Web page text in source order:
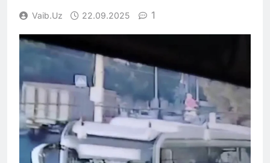
Vaib.uz 22.09.2025 1